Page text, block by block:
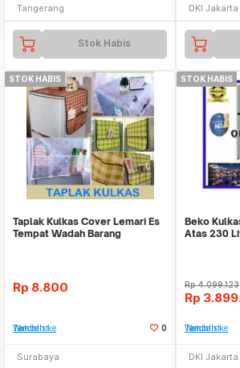
Tangerang
Stok Habis
DKI Jakarta
STOK HABIS
Taplak Kulkas Cover Lemari Es
Tempat Wadah Barang
Rp 8.800
Tambah ke Watchlist 0
Surabaya
STOK HABIS
Beko
Atas 230
Rp4.099.123
Rp
Tambah ke Watchlist
DKI Jakarta